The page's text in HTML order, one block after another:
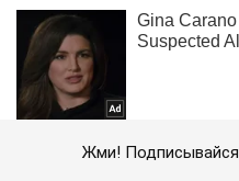
Жми!